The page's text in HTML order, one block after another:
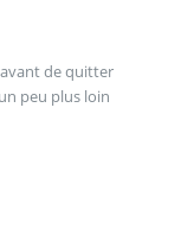
de quitter
peu plus loin